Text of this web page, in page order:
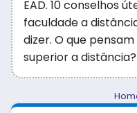
EAD. 10 conselhos
faculdade a
dizer. O que
superior a distância?